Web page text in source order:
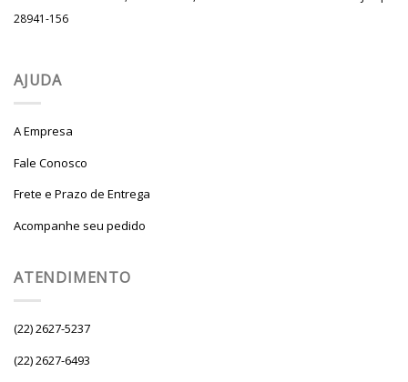
28941-156
AJUDA
A Empresa
Fale Conosco
Frete e Prazo de Entrega
Acompanhe seu pedido
ATENDIMENTO
(22) 2627-5237
(22) 2627-6493